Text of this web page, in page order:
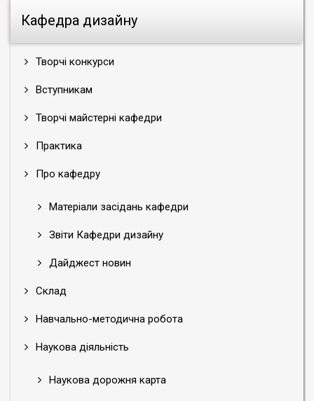
Кафедра дизайну
Творчі конкурси
Вступникам
Творчі майстерні кафедри
Практика
Про кафедру
Матеріали засідань кафедри
Звіти Кафедри дизайну
Дайджест новин
Склад
Навчально-методична робота
Наукова діяльність
Наукова дорожня карта